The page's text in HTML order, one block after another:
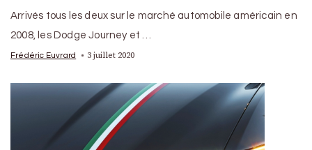
Arrivés tous les deux sur le marché automobile américain en
2008, les Dodge Journey et …
Frédéric Euvrard 3 juillet 2020